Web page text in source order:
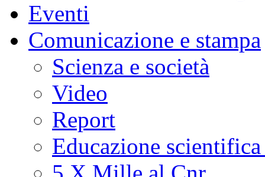
Eventi
Comunicazione e stampa
Scienza e società
Video
Report
Educazione